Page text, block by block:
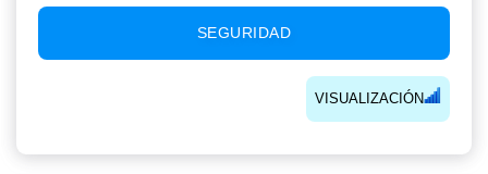
SEGURIDAD
VISUALIZACIÓN